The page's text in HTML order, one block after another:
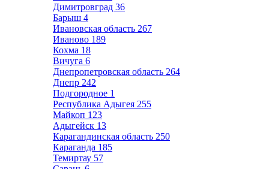
Димитровград 36
Барыш 4
Ивановская область 267
Иваново 189
Кохма 18
Вичуга 6
Днепропетровская область 264
Днепр 242
Подгородное 1
Республика Адыгея 255
Майкоп 123
Адыгейск 13
Карагандинская область 250
Караганда 185
Темиртау 57